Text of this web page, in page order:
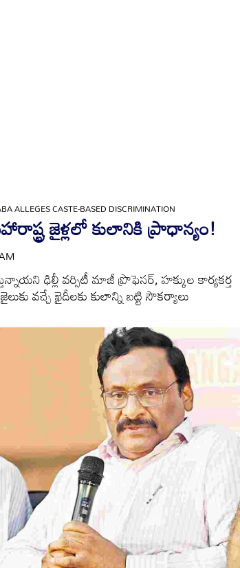
ALLEGES CASTE-BASED DISCRIMINATION
జైళ్లలో కులానికి ప్రాధాన్యం!
ఢిల్లీ వర్సిటీ మాజీ ప్రొఫెసర్‌, హక్కుల కార్యకర్త
వచ్చే ఖైదీలకు కులాన్ని బట్టి సౌకర్యాలు